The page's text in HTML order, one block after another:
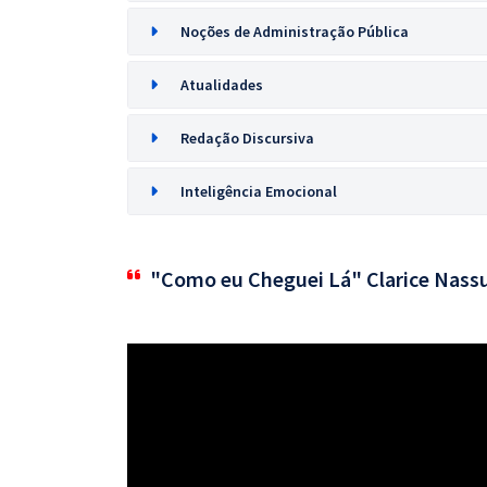
Noções de Administração Pública
Atualidades
Redação Discursiva
Inteligência Emocional
"Como eu Cheguei Lá" Clarice